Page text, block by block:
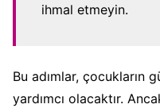
ihmal etmeyin.
Bu adımlar, çocukların
yardımcı olacaktır.